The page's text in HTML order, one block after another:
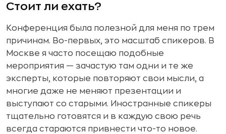
Стоит ли ехать?
Конференция была полезной для меня по трем
причинам. Во-первых, это масштаб спикеров. В
Москве я часто посещаю подобные
мероприятия — зачастую там одни и те же
эксперты, которые повторяют свои мысли, а
многие даже не меняют презентации и
выступают со старыми. Иностранные спикеры
тщательно готовятся и в каждую свою речь
всегда стараются привнести что-то новое.